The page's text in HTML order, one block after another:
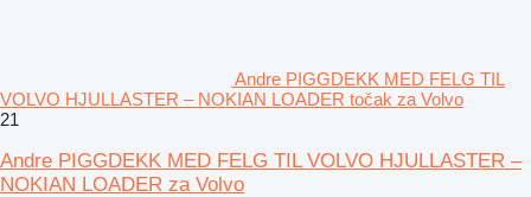
Andre PIGGDEKK MED FELG TIL
VOLVO HJULLASTER – NOKIAN LOADER točak za Volvo
21
Andre PIGGDEKK MED FELG TIL VOLVO HJULLASTER –
NOKIAN LOADER za Volvo